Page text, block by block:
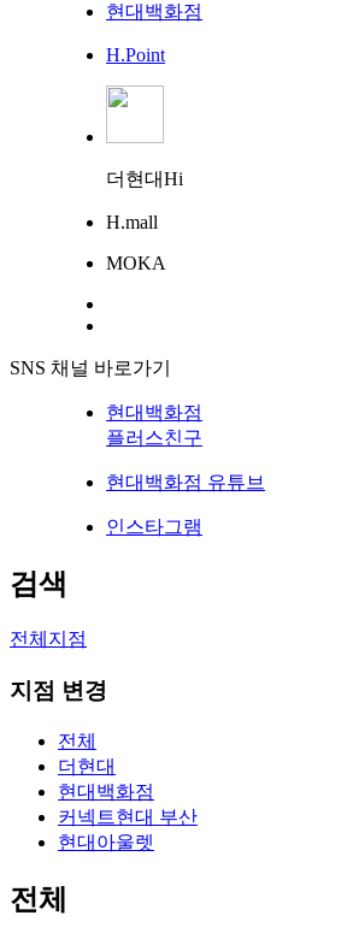
현대백화점
H.Point
더현대Hi
H.mall
MOKA
SNS 채널 바로가기
현대백화점
플러스친구
현대백화점 유튜브
인스타그램
검색
전체지점
지점 변경
전체
더현대
현대백화점
커넥트현대 부산
현대아울렛
전체